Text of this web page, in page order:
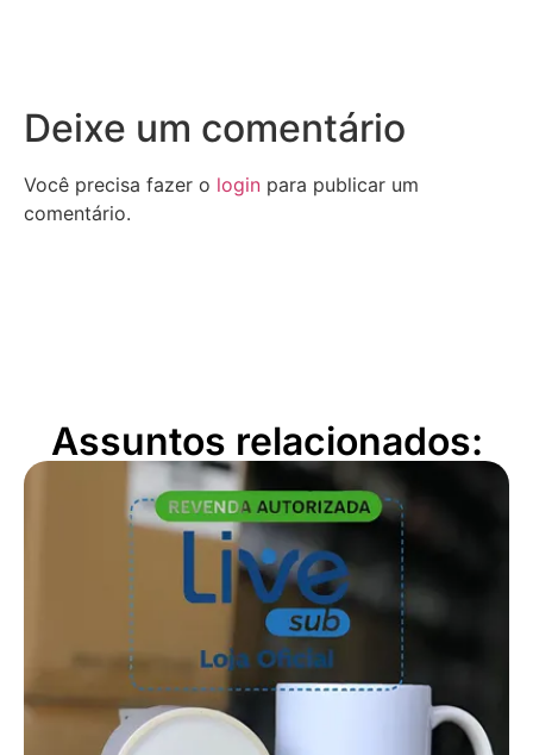
Deixe um comentário
Você precisa fazer o login para publicar um
comentário.
Assuntos relacionados: